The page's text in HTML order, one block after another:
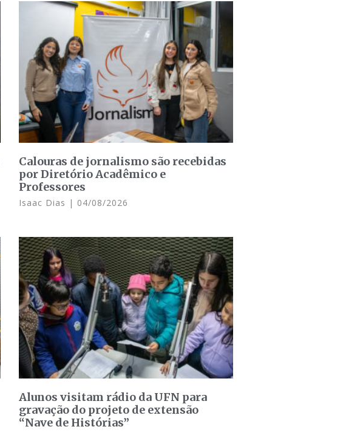
Calouras de jornalismo são recebidas
por Diretório Acadêmico e
Professores
Isaac Dias 04/08/2026
Alunos visitam rádio da UFN para
gravação do projeto de extensão
“Nave de Histórias”